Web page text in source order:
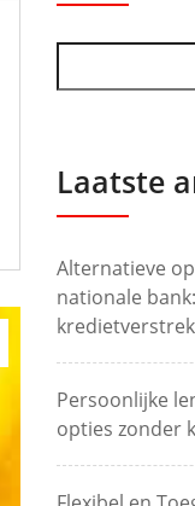
Laatste
Alternatieve
nationale
Persoonlijke
opties zonder